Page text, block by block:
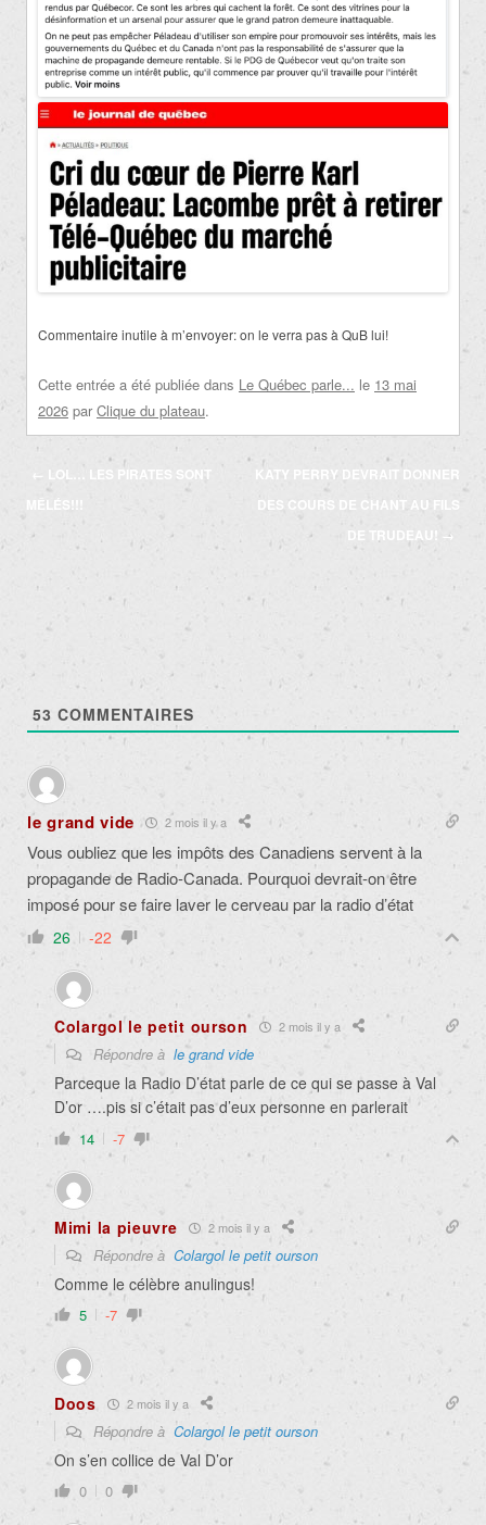
Commentaire inutile à m’envoyer: on le verra pas à QuB lui!
Cette entrée a été publiée dans Le Québec parle... le 13 mai
2026 par Clique du plateau.
Navigation
des
articles
← LOL… LES PIRATES SONT
MÊLÉS!!!
KATY PERRY DEVRAIT DONNER
DES COURS DE CHANT AU FILS
DE TRUDEAU!
→
53 COMMENTAIRES
le grand vide 2 mois il y a
Vous oubliez que les impôts des Canadiens servent à la
propagande de Radio-Canada. Pourquoi devrait-on être
imposé pour se faire laver le cerveau par la radio d’état
26 -22
Colargol le petit ourson 2 mois il y a
Répondre à le grand vide
Parceque la Radio D’état parle de ce qui se passe à Val
D’or ….pis si c’était pas d’eux personne en parlerait
14 -7
Mimi la pieuvre 2 mois il y a
Répondre à Colargol le petit ourson
Comme le célèbre anulingus!
5 -7
Doos 2 mois il y a
Répondre à Colargol le petit ourson
On s’en collice de Val D’or
0 0